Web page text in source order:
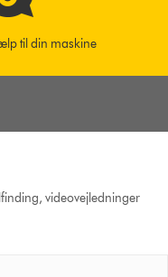
til din maskine
video­vejledninger